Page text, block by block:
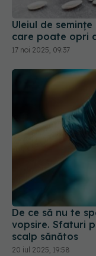
Uleiul de
care poate opri
17 noi 2025, 09:37
De ce să nu te
vopsire. Sfaturi
scalp sănătos
20 iul 2025, 19:58